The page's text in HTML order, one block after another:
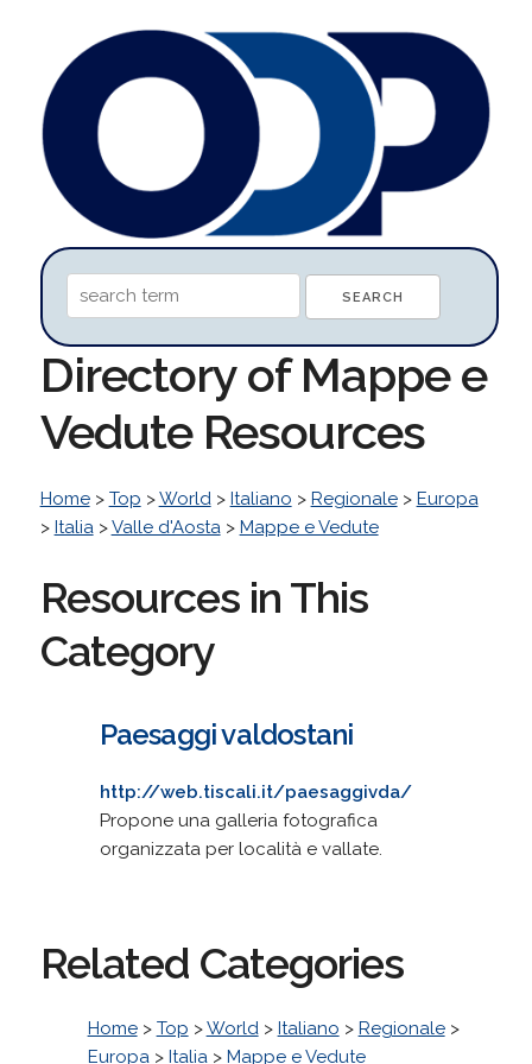
Directory of Mappe e
Vedute Resources
Home> Top >World> Italiano > Regionale> Europa
> Italia>Valle d'Aosta> Mappe e Vedute
Resources in This
Category
Paesaggi valdostani
http://web.tiscali.it/paesaggivda/
Propone una galleria fotografica
organizzata per località e vallate.
Related Categories
Home> Top >World> Italiano > Regionale>
Europa> Italia> Mappe e Vedute